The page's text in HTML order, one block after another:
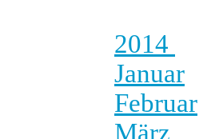
2014
Januar
Februar
März